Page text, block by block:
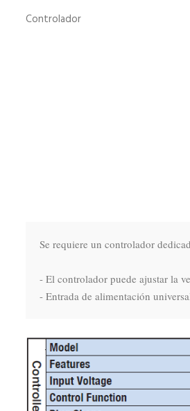
Controlador
Se requiere un controlador
- El controlador puede ajustar la
- Entrada de alimentación